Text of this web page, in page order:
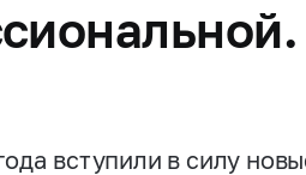
вступили в силу